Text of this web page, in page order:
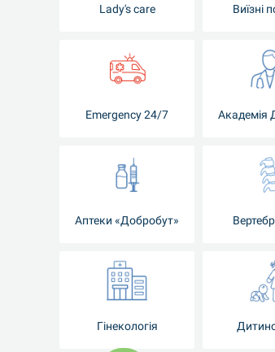
Lady's care Виїзні
Emergency 24/7 Академія
Аптеки «Добробут»
Гінекологія